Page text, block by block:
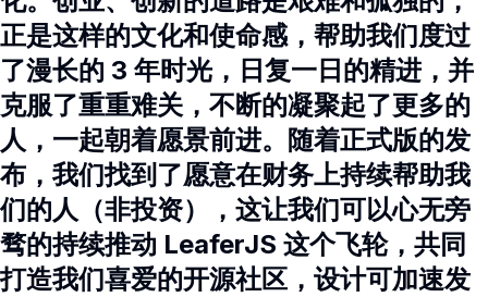
正是这样的文化和使命感，帮助我们度过
了漫长的 3 年时光，日复一日的精进，并
克服了重重难关，不断的凝聚起了更多的
人，一起朝着愿景前进。随着正式版的发
布，我们找到了愿意在财务上持续帮助我
们的人（非投资），这让我们可以心无旁
骛的持续推动 LeaferJS 这个飞轮，共同
打造我们喜爱的开源社区，设计可加速发